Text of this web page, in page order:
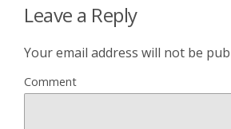
Leave a Reply
Your email address will not be
Comment